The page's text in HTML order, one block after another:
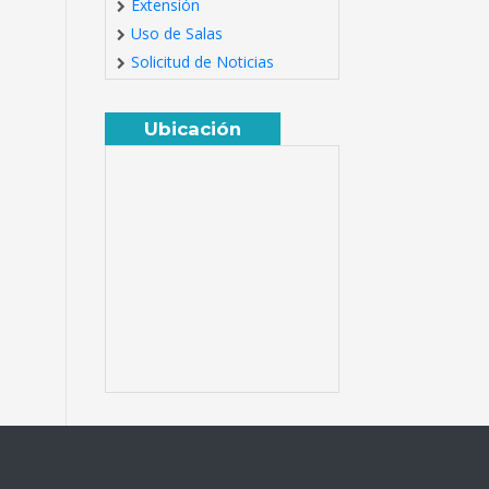
Extensión
Uso de Salas
Solicitud de Noticias
Ubicación